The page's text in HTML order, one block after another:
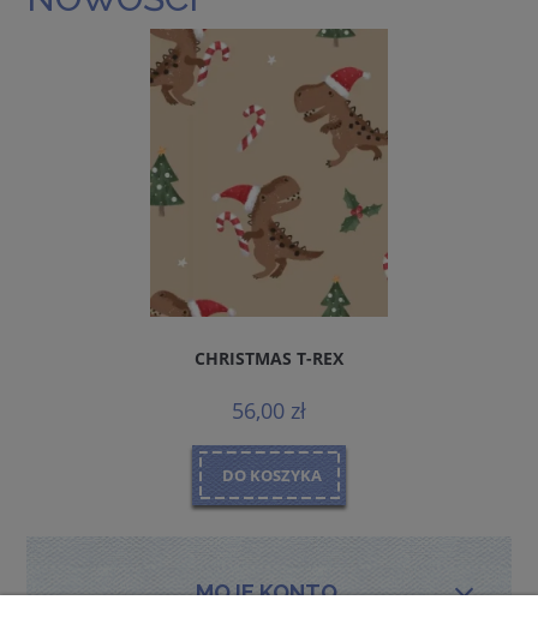
CHRISTMAS T-REX
56,00 zł
DO KOSZYKA
MOJE KONTO